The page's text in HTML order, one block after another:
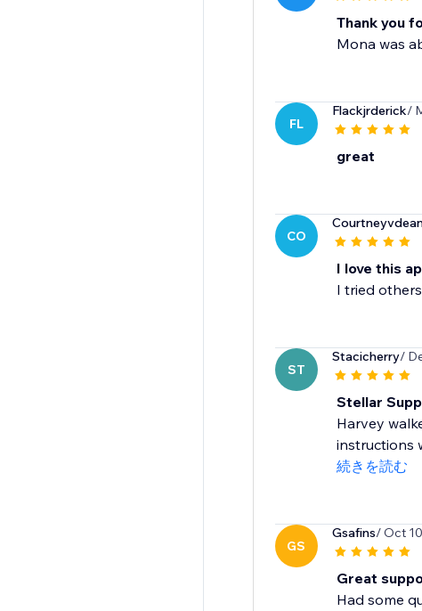
Thank you
Mona was
FL
Flackjrderick/
great
CO
I love this
I tried
ST
Stacicherry/
Stellar
Harvey
instructions
続きを読む
GS
Gsafins/ Oct
Great
Had some